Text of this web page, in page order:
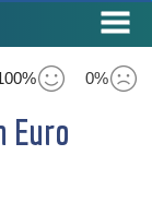
0%
Euro